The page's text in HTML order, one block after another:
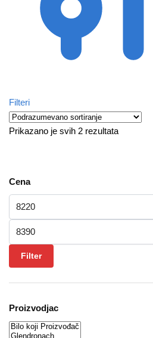
Filteri
Prikazano je svih 2 rezultata
Cena
Minimalna cena
Maksimalna cena
Filter
Proizvodjac